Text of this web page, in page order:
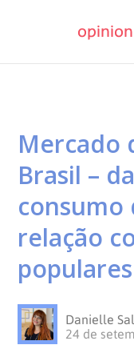
Mercado
Brasil –
consumo
relação
populares
Danielle
24 de
CATEGORIAS
Dicas
Pesquisas
Inovação
Customer
Experience
No
DE
MATERIAIS
SOBRE
O
OPINION
SOLUÇÕES
Pesquisas
CONTATO